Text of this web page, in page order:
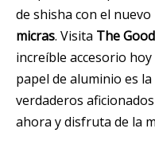
de shisha con el nuevo
micras. Visita The
increíble accesorio
papel de aluminio es
verdaderos
ahora y disfruta de la